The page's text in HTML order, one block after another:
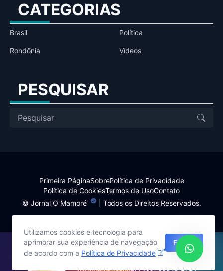
CATEGORIAS
Brasil Política
Rondônia Vídeos
PESQUISAR
© Jornal O Mamoré | Todos os Direitos Reservados.
Primeira PáginaSobrePolítica de Privacidade
Política de CookiesTermos de UsoContato
Utilizamos cookies e tecnologia para
aprimorar sua experiência de navegação
de acordo com a Política de Privacidade
Fechar
Site desenvolvido por:
Harlley Rebouças